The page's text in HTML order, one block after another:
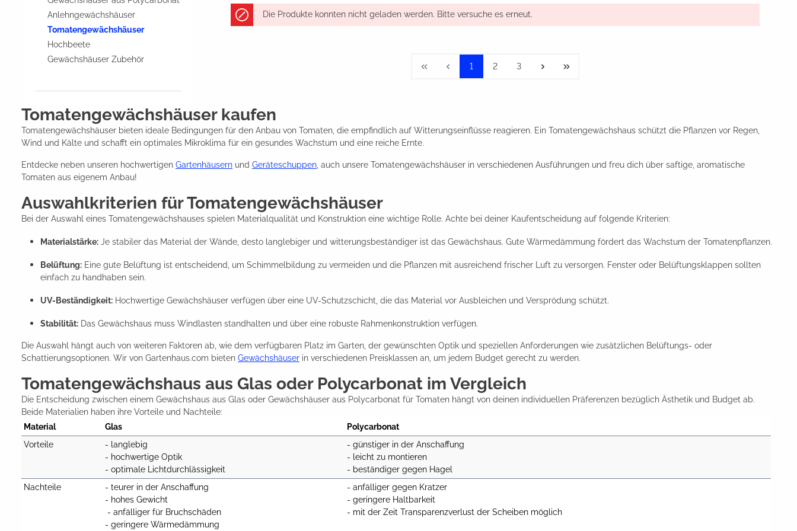
Anlehngewächshäuser
Tomatengewächshäuser
Hochbeete
Gewächshäuser Zubehör
Die Produkte konnten nicht geladen werden. Bitte versuche es erneut.
1 2 3
Tomatengewächshäuser kaufen
Tomatengewächshäuser bieten ideale Bedingungen für den Anbau von Tomaten, die empfindlich auf Witterungseinflüsse reagieren. Ein Tomatengewächshaus schützt die Pflanzen vor Regen,
Wind und Kälte und schafft ein optimales Mikroklima für ein gesundes Wachstum und eine reiche Ernte.
Entdecke neben unseren hochwertigen Gartenhäusern und Geräteschuppen, auch unsere Tomatengewächshäuser in verschiedenen Ausführungen und freu dich über saftige, aromatische
Tomaten aus eigenem Anbau!
Auswahlkriterien für Tomatengewächshäuser
Bei der Auswahl eines Tomatengewächshauses spielen Materialqualität und Konstruktion eine wichtige Rolle. Achte bei deiner Kaufentscheidung auf folgende Kriterien:
Materialstärke: Je stabiler das Material der Wände, desto langlebiger und witterungsbeständiger ist das Gewächshaus. Gute Wärmedämmung fördert das Wachstum der Tomatenpflanzen.
Belüftung: Eine gute Belüftung ist entscheidend, um Schimmelbildung zu vermeiden und die Pflanzen mit ausreichend frischer Luft zu versorgen. Fenster oder Belüftungsklappen sollten
einfach zu handhaben sein.
UV-Beständigkeit: Hochwertige Gewächshäuser verfügen über eine UV-Schutzschicht, die das Material vor Ausbleichen und Versprödung schützt.
Stabilität: Das Gewächshaus muss Windlasten standhalten und über eine robuste Rahmenkonstruktion verfügen.
Die Auswahl hängt auch von weiteren Faktoren ab, wie dem verfügbaren Platz im Garten, der gewünschten Optik und speziellen Anforderungen wie zusätzlichen Belüftungs- oder
Schattierungsoptionen. Wir von Gartenhaus.com bieten Gewächshäuser in verschiedenen Preisklassen an, um jedem Budget gerecht zu werden.
Tomatengewächshaus aus Glas oder Polycarbonat im Vergleich
Die Entscheidung zwischen einem Gewächshaus aus Glas oder Gewächshäuser aus Polycarbonat für Tomaten hängt von deinen individuellen Präferenzen bezüglich Ästhetik und Budget ab.
Beide Materialien haben ihre Vorteile und Nachteile:
Material
Glas
Polycarbonat
Vorteile
- langlebig
- hochwertige Optik
- optimale Lichtdurchlässigkeit
- günstiger in der Anschaffung
- leicht zu montieren
- beständiger gegen Hagel
Nachteile
- teurer in der Anschaffung
- hohes Gewicht
- geringere Wärmedämmung
- anfälliger gegen Kratzer
- geringere Haltbarkeit
- mit der Zeit Transparenzverlust der Scheiben möglich